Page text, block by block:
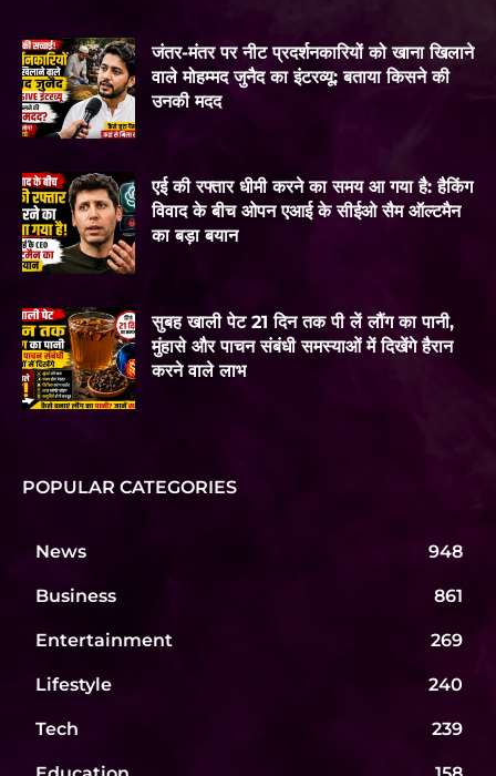
जंतर-मंतर पर नीट प्रदर्शनकारियों को खाना खिलाने
वाले मोहम्मद जुनैद का इंटरव्यू: बताया किसने की
उनकी मदद
एई की रफ्तार धीमी करने का समय आ गया है: हैकिंग
विवाद के बीच ओपन एआई के सीईओ सैम ऑल्टमैन
का बड़ा बयान
सुबह खाली पेट 21 दिन तक पी लें लौंग का पानी,
मुंहासे और पाचन संबंधी समस्याओं में दिखेंगे हैरान
करने वाले लाभ
POPULAR CATEGORIES
News 948
Business 861
Entertainment 269
Lifestyle 240
Tech 239